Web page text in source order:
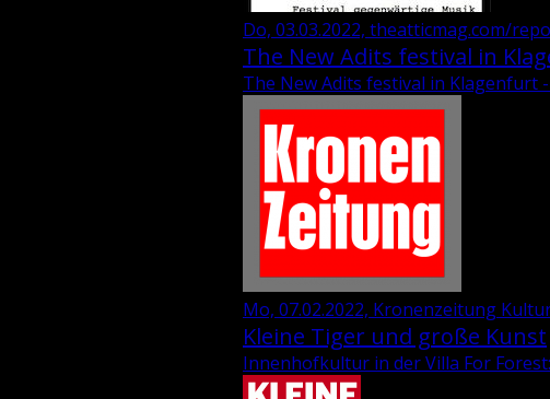
Do, 03.03.2022, theatticmag.com/
The New Adits festival in
The New Adits festival in Klagenfurt
Mo, 07.02.2022, Kronenzeitung
Kleine Tiger und große Kunst
Innenhofkultur in der Villa For